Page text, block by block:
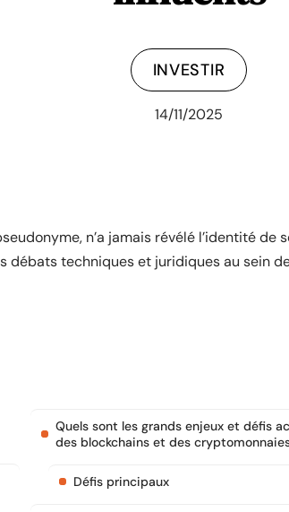
INVESTIR
14/11/2025
n’a jamais révélé l’identité de
débats techniques et juridiques au sein
Quels sont les grands enjeux et défis
des blockchains et des
Défis principaux